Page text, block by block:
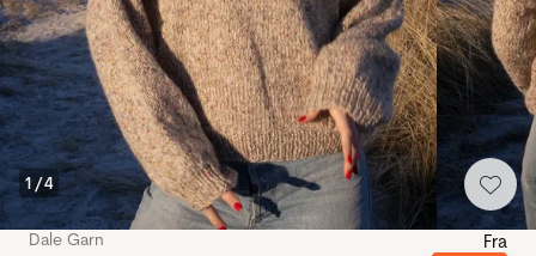
1 /4
Dale Garn Fra